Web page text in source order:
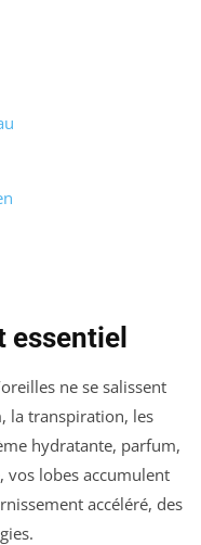
ne se salissent
la transpiration, les
hydratante, parfum,
vos lobes accumulent
accéléré, des